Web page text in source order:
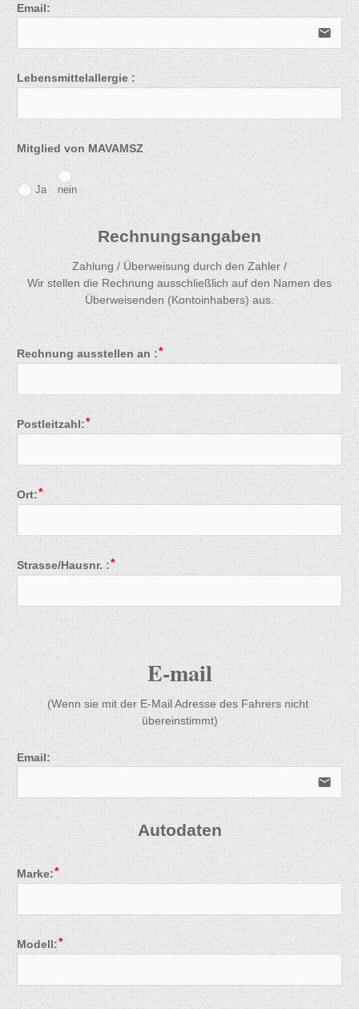
Email:
email
Lebensmittelallergie :
Mitglied von MAVAMSZ
Ja nein
Rechnungsangaben
Zahlung / Überweisung durch den Zahler /
Wir stellen die Rechnung ausschließlich auf den Namen des
Überweisenden (Kontoinhabers) aus.
Rechnung ausstellen an :
Postleitzahl:
Ort:
Strasse/Hausnr. :
E-mail
(Wenn sie mit der E-Mail Adresse des Fahrers nicht
übereinstimmt)
Email:
email
Autodaten
Marke:
Modell: